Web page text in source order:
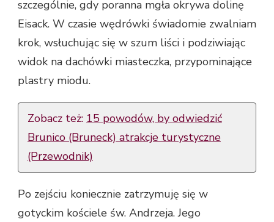
szczególnie, gdy poranna mgła okrywa dolinę
Eisack. W czasie wędrówki świadomie zwalniam
krok, wsłuchując się w szum liści i podziwiając
widok na dachówki miasteczka, przypominające
plastry miodu.
Zobacz też: 15 powodów, by odwiedzić
Brunico (Bruneck) atrakcje turystyczne
(Przewodnik)
Po zejściu koniecznie zatrzymuję się w
gotyckim kościele św. Andrzeja. Jego